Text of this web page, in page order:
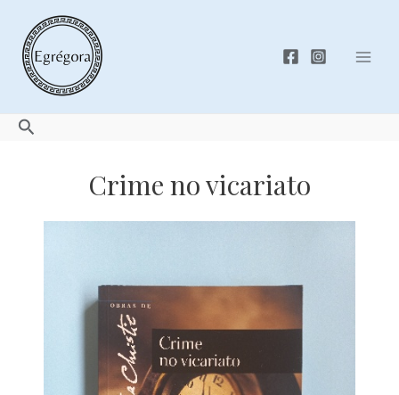
content
Search
Crime no vicariato